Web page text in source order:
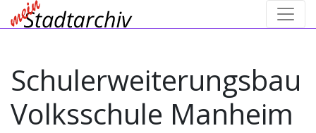
Schulerweiterungsbau
Volksschule Manheim